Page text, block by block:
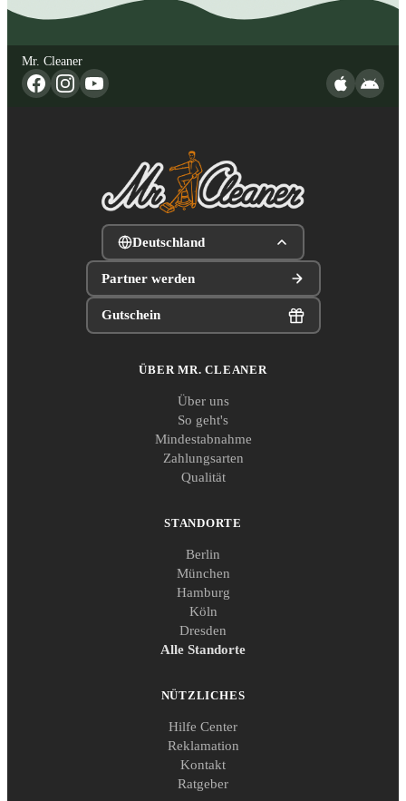
Mr. Cleaner
Deutschland
Partner werden
Gutschein
ÜBER MR. CLEANER
Über uns
So geht's
Mindestabnahme
Zahlungsarten
Qualität
STANDORTE
Berlin
München
Hamburg
Köln
Dresden
Alle Standorte
NÜTZLICHES
Hilfe Center
Reklamation
Kontakt
Ratgeber